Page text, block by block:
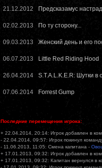
21.12.2012 Предсказамус
02.02.2013 По ту сторону...
09.03.2013 Женский день и его
06.07.2013 Little Red Riding Hood
26.04.2014 S.T.A.L.K.E.R: Шутки в
07.06.2014 Forrest Gump
Последние перемещения игрока:
+ 22.04.2014, 20:14: Игрок добавлен в
- 22.04.2014, 09:57: Игрок покинул
- 11.06.2013, 11:05: Смена капитана -
+ 17.01.2013, 09:32: Игрок добавлен в
+ 17.01.2013, 09:32: Капитан вернулся в